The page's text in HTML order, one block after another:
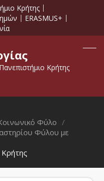
Κρήτης
ERASMUS+
Κρήτης
Φύλο
Φύλου με